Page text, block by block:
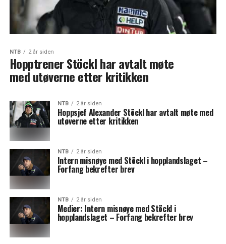
NTB 2 år siden
Hopptrener Stöckl har avtalt møte
med utøverne etter kritikken
NTB 2 år siden
Hoppsjef Alexander Stöckl har avtalt møte med
utøverne etter kritikken
NTB 2 år siden
Intern misnøye med Stöckl i hopplandslaget –
Forfang bekrefter brev
NTB 2 år siden
Medier: Intern misnøye med Stöckl i
hopplandslaget – Forfang bekrefter brev